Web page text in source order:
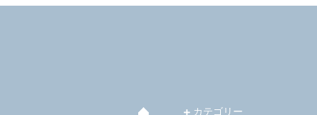
カテゴリー